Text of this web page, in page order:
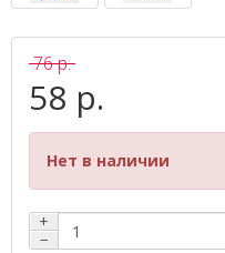
76 р.
58 р.
Нет в наличии
+
−